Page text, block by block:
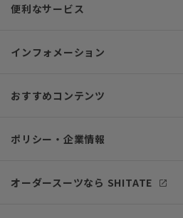
便利なサービス
インフォメーション
おすすめコンテンツ
ポリシー・企業情報
オーダースーツなら SHITATE